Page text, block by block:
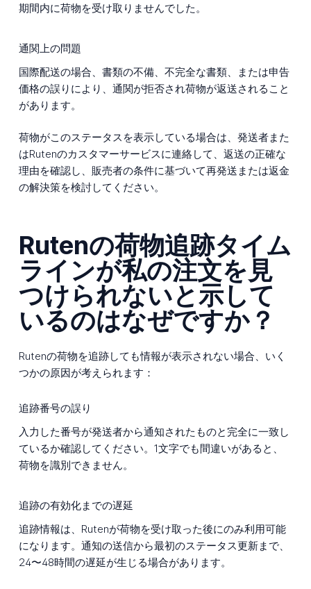
期間内に荷物を受け取りませんでした。
通関上の問題
国際配送の場合、書類の不備、不完全な書類、または申告
価格の誤りにより、通関が拒否され荷物が返送されること
があります。
荷物がこのステータスを表示している場合は、発送者また
はRutenのカスタマーサービスに連絡して、返送の正確な
理由を確認し、販売者の条件に基づいて再発送または返金
の解決策を検討してください。
Rutenの荷物追跡タイム
ラインが私の注文を見
つけられないと示して
いるのはなぜですか？
Rutenの荷物を追跡しても情報が表示されない場合、いく
つかの原因が考えられます：
追跡番号の誤り
入力した番号が発送者から通知されたものと完全に一致し
ているか確認してください。1文字でも間違いがあると、
荷物を識別できません。
追跡の有効化までの遅延
追跡情報は、Rutenが荷物を受け取った後にのみ利用可能
になります。通知の送信から最初のステータス更新まで、
24〜48時間の遅延が生じる場合があります。